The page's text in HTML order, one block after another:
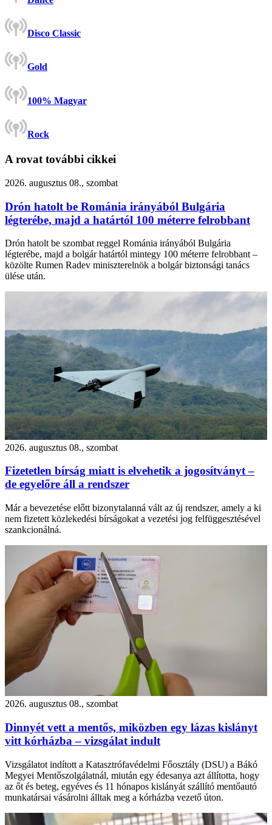
Disco Classic
Gold
100% Magyar
Rock
A rovat további cikkei
2026. augusztus 08., szombat
Drón hatolt be Románia irányából Bulgária
légterébe, majd a határtól 100 méterre felrobbant
Drón hatolt be szombat reggel Románia irányából Bulgária
légterébe, majd a bolgár határtól mintegy 100 méterre felrobbant –
közölte Rumen Radev miniszterelnök a bolgár biztonsági tanács
ülése után.
2026. augusztus 08., szombat
Fizetetlen bírság miatt is elvehetik a jogosítványt –
de egyelőre áll a rendszer
Már a bevezetése előtt bizonytalanná vált az új rendszer, amely a ki
nem fizetett közlekedési bírságokat a vezetési jog felfüggesztésével
szankcionálná.
2026. augusztus 08., szombat
Dinnyét vett a mentős, miközben egy lázas kislányt
vitt kórházba – vizsgálat indult
Vizsgálatot indított a Katasztrófavédelmi Főosztály (DSU) a Bákó
Megyei Mentőszolgálatnál, miután egy édesanya azt állította, hogy
az őt és beteg, egyéves és 11 hónapos kislányát szállító mentőautó
munkatársai vásárolni álltak meg a kórházba vezető úton.